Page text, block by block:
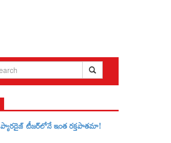
ప్యారడైజ్ టీజర్‌లోనే ఇంత రక్తపాతమా!